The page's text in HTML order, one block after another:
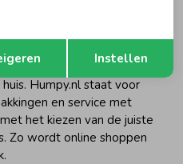
bestel je
stoerste Retour Jeans
Humpy.nl staat voor
en service met
het kiezen van de juiste
Zo wordt online shoppen
Opslaan
Instellen